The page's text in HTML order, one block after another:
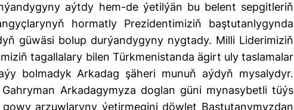
aýtdy hem-de ýetilýän bu belent sepgitleriň
hormatly Prezidentimiziň baştutanlygynda
güwäsi bolup durýandygyny nygtady. Milli Liderimiziň
tagallalary bilen Türkmenistanda ägirt uly taslamalar
bolmadyk Arkadag şäheri munuň aýdyň mysalydyr.
Arkadagymyza doglan güni mynasybetli tüýs
arzuwlaryny ýetirmegini döwlet Baştutanymyzdan